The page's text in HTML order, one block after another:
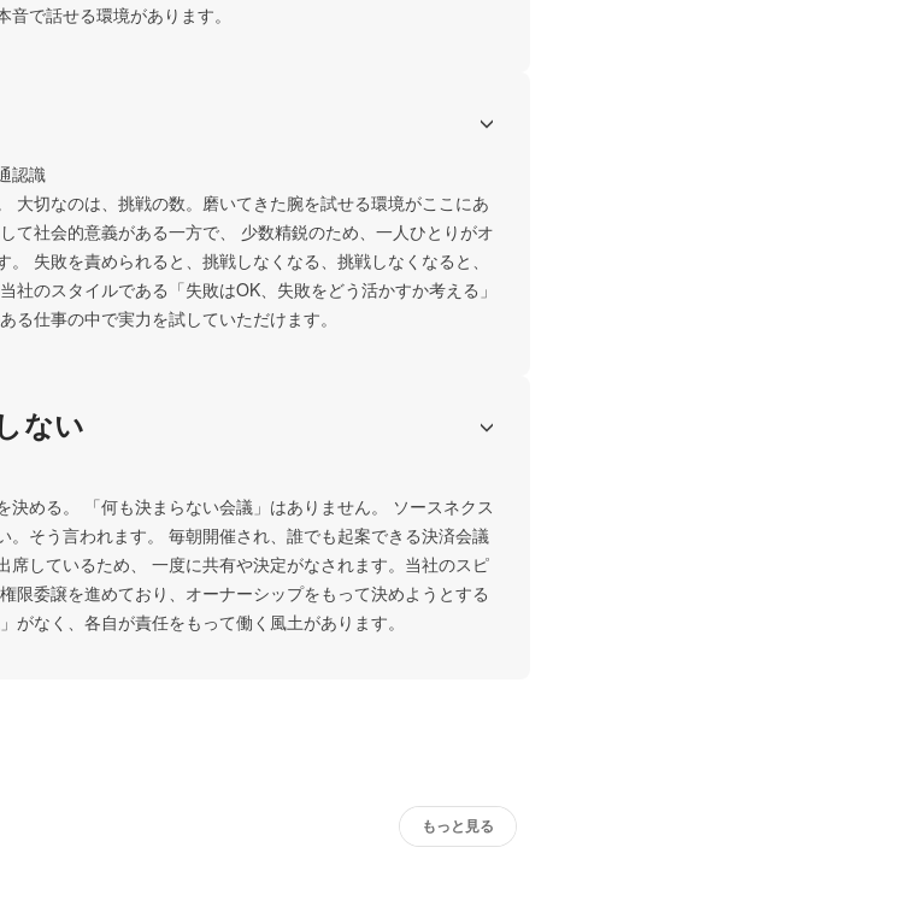
で話せる環境があります。
認識
大切なのは、挑戦の数。磨いてきた腕を試せる環境がここにあ
て社会的意義がある一方で、 少数精鋭のため、一人ひとりがオ
失敗を責められると、挑戦しなくなる、挑戦しなくなると、
社のスタイルである「失敗はOK、失敗をどう活かすか考える」
る仕事の中で実力を試していただけます。
ない
める。 「何も決まらない会議」はありません。 ソースネクス
。そう言われます。 毎朝開催され、誰でも起案できる決済会議
席しているため、 一度に共有や決定がなされます。当社のスピ
限委譲を進めており、オーナーシップをもって決めようとする
がなく、各自が責任をもって働く風土があります。
もっと見る